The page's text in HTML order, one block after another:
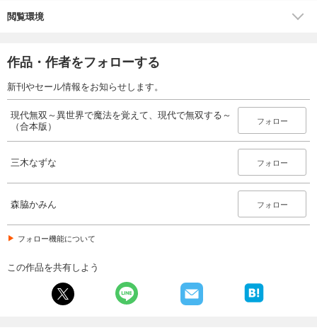
閲覧環境
作品・作者をフォローする
新刊やセール情報をお知らせします。
現代無双～異世界で魔法を覚えて、現代で無双する～
（合本版）
フォロー
三木なずな フォロー
森脇かみん フォロー
フォロー機能について
この作品を共有しよう